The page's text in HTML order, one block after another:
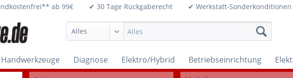
ab 99€ ✔ 30 Tage Rückgaberecht ✔ Werkstatt-
Handwerkzeuge Diagnose Elektro/Hybrid Betriebseinrichtung